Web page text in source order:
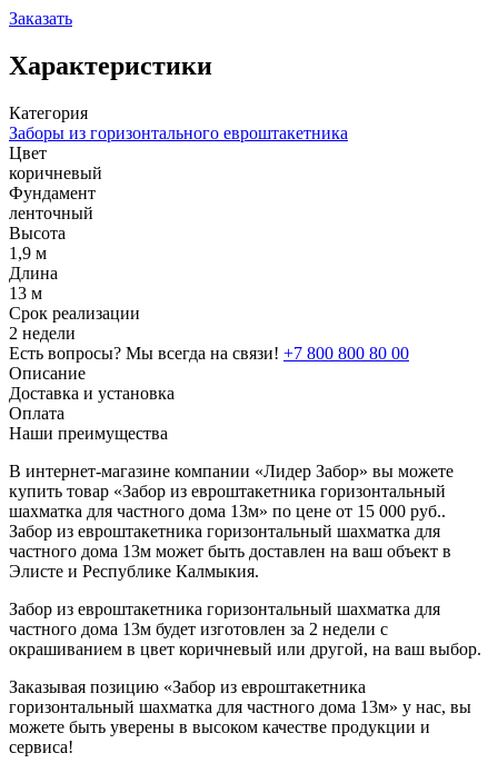
Заказать
Характеристики
Категория
Заборы из горизонтального евроштакетника
Цвет
коричневый
Фундамент
ленточный
Высота
1,9 м
Длина
13 м
Срок реализации
2 недели
Есть вопросы? Мы всегда на связи! +7 800 800 80 00
Описание
Доставка и установка
Оплата
Наши преимущества
В интернет-магазине компании «Лидер Забор» вы можете
купить товар «Забор из евроштакетника горизонтальный
шахматка для частного дома 13м» по цене от 15 000 руб..
Забор из евроштакетника горизонтальный шахматка для
частного дома 13м может быть доставлен на ваш объект в
Элисте и Республике Калмыкия.
Забор из евроштакетника горизонтальный шахматка для
частного дома 13м будет изготовлен за 2 недели с
окрашиванием в цвет коричневый или другой, на ваш выбор.
Заказывая позицию «Забор из евроштакетника
горизонтальный шахматка для частного дома 13м» у нас, вы
можете быть уверены в высоком качестве продукции и
сервиса!